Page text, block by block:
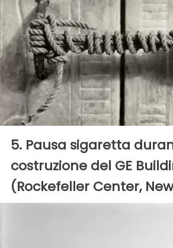
5. Pausa sigaretta
costruzione del GE
(Rockefeller Center, New